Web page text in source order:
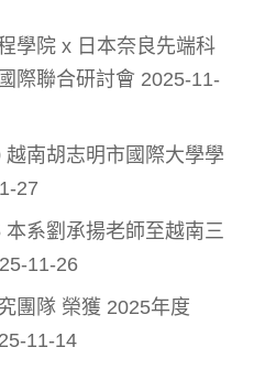
學院 x 日本奈良先端科
際聯合研討會 2025-11-
南胡志明市國際大學學
27
系劉承揚老師至越南三
11-26
團隊 榮獲 2025年度
11-14